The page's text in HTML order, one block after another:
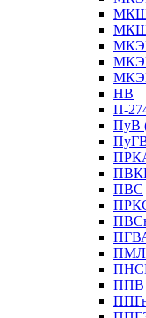
НВ
П-
ПуВ
ПВС
ПМЛ
ППВ